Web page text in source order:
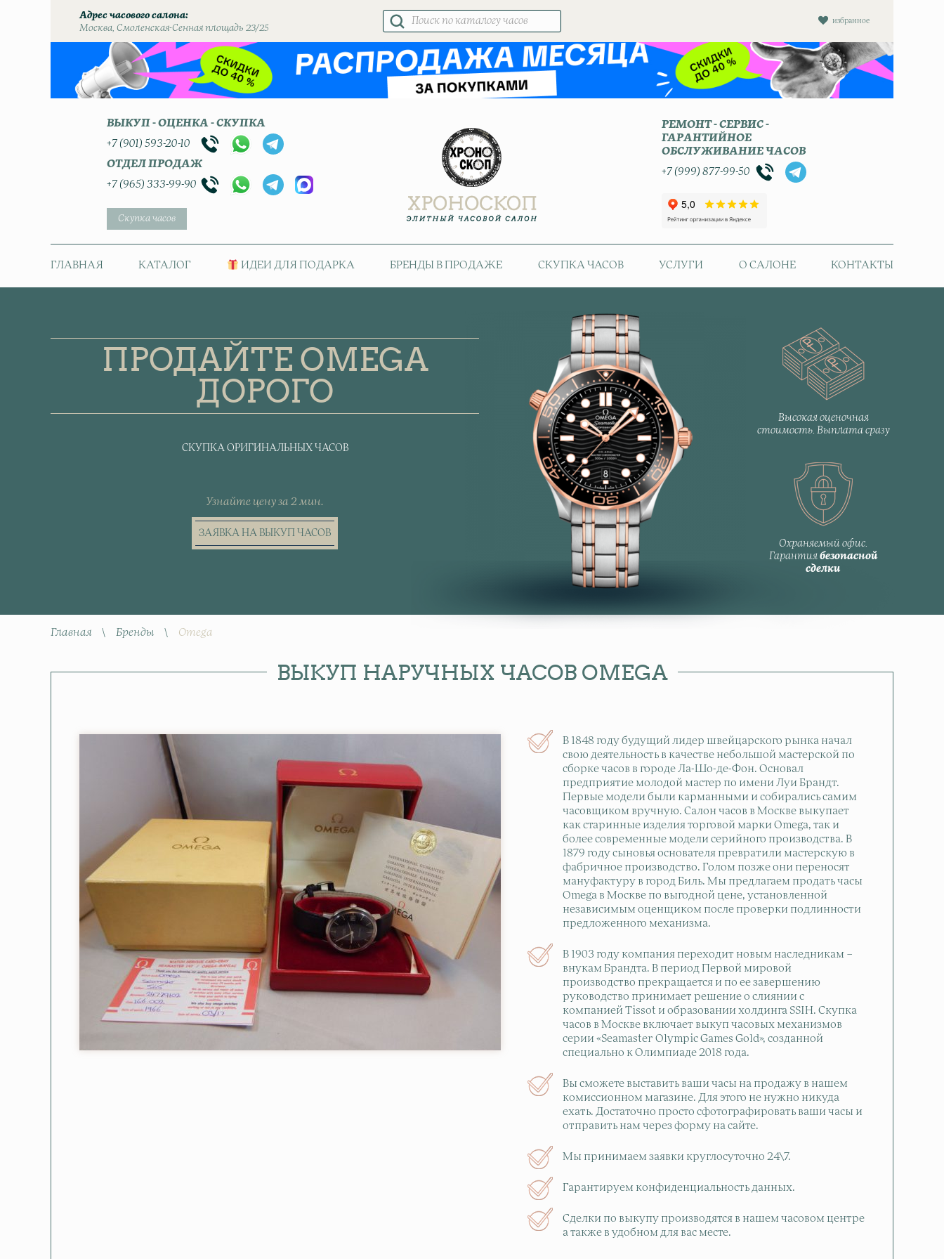
Адрес часового салона
Москва, Смоленская-Сенная площадь 23/25
избранное
Поиск
товаров
ВЫКУП - ОЦЕНКА - СКУПКА
+7 (901) 593-20-10
ОТДЕЛ ПРОДАЖ
+7 (965) 333-99-90
Скупка часов
РЕМОНТ - СЕРВИС -
ГАРАНТИЙНОЕ
ОБСЛУЖИВАНИЕ ЧАСОВ
+7 (999) 877-99-50
ГЛАВНАЯ КАТАЛОГ ИДЕИ ДЛЯ ПОДАРКА БРЕНДЫ В ПРОДАЖЕ СКУПКА ЧАСОВ УСЛУГИ О САЛОНЕ КОНТАКТЫ
ПРОДАЙТЕ OMEGA
ДОРОГО
СКУПКА ОРИГИНАЛЬНЫХ ЧАСОВ
Узнайте цену за 2 мин.
ЗАЯВКА НА ВЫКУП ЧАСОВ
Высокая оценочная
стоимость. Выплата сразу
Охраняемый офис.
Гарантия безопасной
сделки
Главная \ Бренды \ Omega
ВЫКУП НАРУЧНЫХ ЧАСОВ OMEGA
В 1848 году будущий лидер швейцарского рынка начал
свою деятельность в качестве небольшой мастерской по
сборке часов в городе Ла-Шо-де-Фон. Основал
предприятие молодой мастер по имени Луи Брандт.
Первые модели были карманными и собирались самим
часовщиком вручную. Салон часов в Москве выкупает
как старинные изделия торговой марки Omega, так и
более современные модели серийного производства. В
1879 году сыновья основателя превратили мастерскую в
фабричное производство. Голом позже они переносят
мануфактуру в город Биль. Мы предлагаем продать часы
Omega в Москве по выгодной цене, установленной
независимым оценщиком после проверки подлинности
предложенного механизма.
В 1903 году компания переходит новым наследникам –
внукам Брандта. В период Первой мировой
производство прекращается и по ее завершению
руководство принимает решение о слиянии с
компанией Tissot и образовании холдинга SSIH. Скупка
часов в Москве включает выкуп часовых механизмов
серии «Seamaster Olympic Games Gold», созданной
специально к Олимпиаде 2018 года.
Вы сможете выставить ваши часы на продажу в нашем
комиссионном магазине. Для этого не нужно никуда
ехать. Достаточно просто сфотографировать ваши часы и
отправить нам через форму на сайте.
Мы принимаем заявки круглосуточно 24\7.
Гарантируем конфиденциальность данных.
Сделки по выкупу производятся в нашем часовом центре
а также в удобном для вас месте.